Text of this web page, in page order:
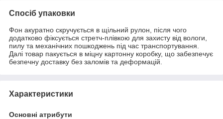
Спосіб упаковки
Фон акуратно скручується в щільний рулон, після чого
додатково фіксується стретч-плівкою для захисту від вологи,
пилу та механічних пошкоджень під час транспортування.
Далі товар пакується в міцну картонну коробку, що забезпечує
безпечну доставку без заломів та деформацій.
Характеристики
Основні атрибути